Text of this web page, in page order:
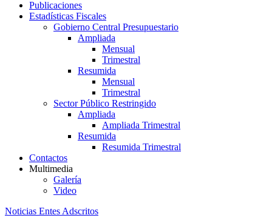
Publicaciones
Estadísticas Fiscales
Gobierno Central Presupuestario
Ampliada
Mensual
Trimestral
Resumida
Mensual
Trimestral
Sector Público Restringido
Ampliada
Ampliada Trimestral
Resumida
Resumida Trimestral
Contactos
Multimedia
Galería
Video
Noticias Entes Adscritos